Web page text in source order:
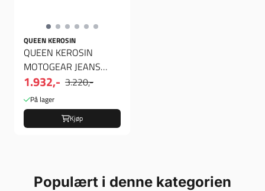
QUEEN KEROSIN
QUEEN KEROSIN
MOTOGEAR JEANS
LIGHT BLUE
1.932,- 3.220,-
På lager
Kjøp
Populært i denne kategorien